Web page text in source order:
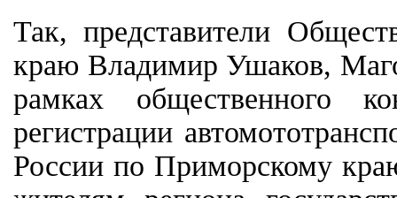
Так, представители
краю Владимир Ушаков,
рамках общественного
регистрации
России по Приморскому